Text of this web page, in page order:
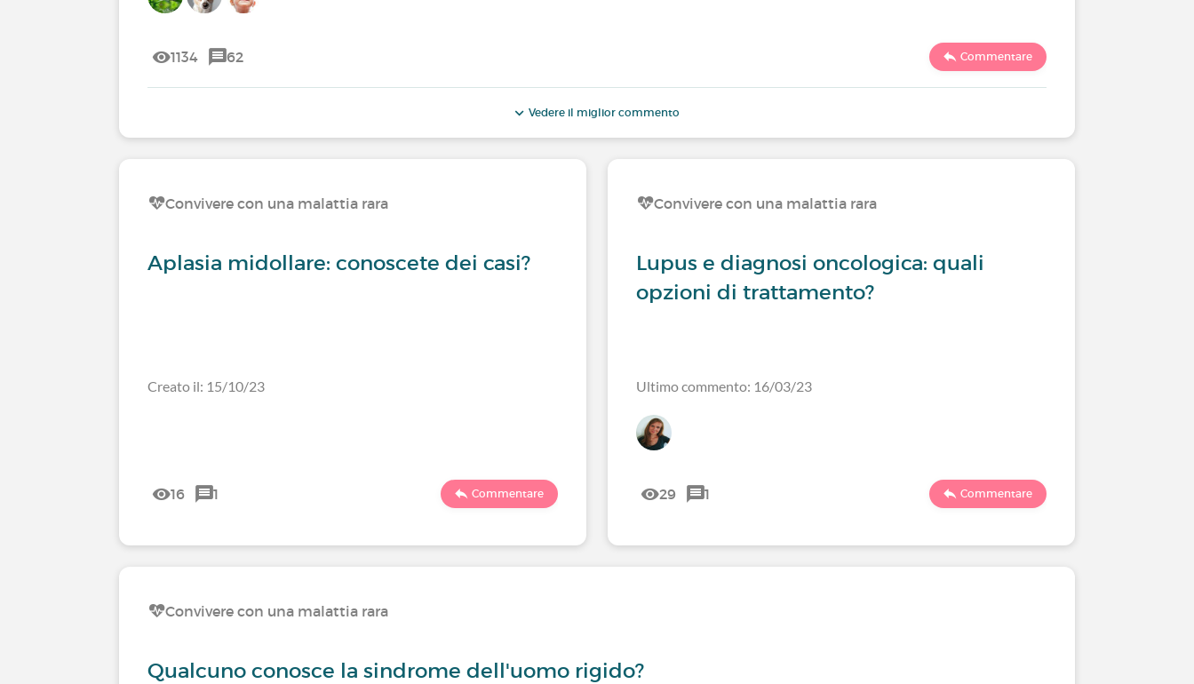
1134 62 Commentare
Vedere il miglior commento
Convivere con una malattia rara
Aplasia midollare: conoscete dei casi?
Creato il: 15/10/23
16 1 Commentare
Convivere con una malattia rara
Lupus e diagnosi oncologica: quali
opzioni di trattamento?
Ultimo commento: 16/03/23
29 1 Commentare
Convivere con una malattia rara
Qualcuno conosce la sindrome dell'uomo rigido?